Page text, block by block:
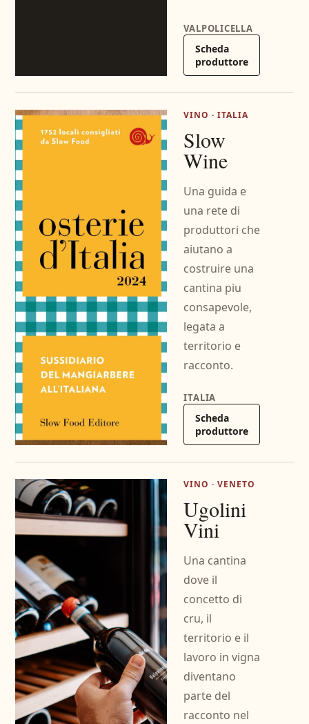
VALPOLICELLA
Scheda
produttore
VINO · ITALIA
Slow
Wine
Una guida e
una rete di
produttori che
aiutano a
costruire una
cantina piu
consapevole,
legata a
territorio e
racconto.
ITALIA
Scheda
produttore
VINO · VENETO
Ugolini
Vini
Una cantina
dove il
concetto di
cru, il
territorio e il
lavoro in vigna
diventano
parte del
racconto nel